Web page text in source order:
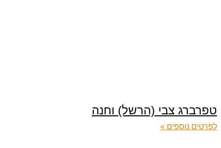
טפרברג צבי (הרשל) וחנה
לפרטים נוספים »